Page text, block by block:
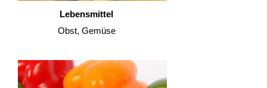
Lebensmittel
Obst, Gemüse